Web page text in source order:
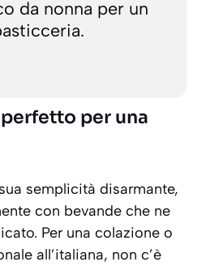
da nonna per un
per una
semplicità disarmante,
con bevande che ne
Per una colazione o
all’italiana, non c’è